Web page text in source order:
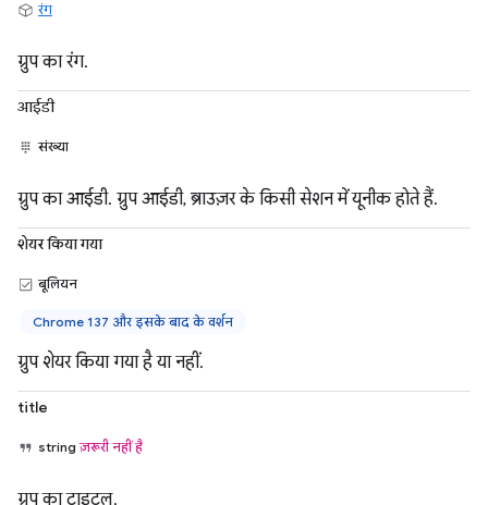
रंग
ग्रुप का रंग.
आईडी
संख्या
ग्रुप का आईडी. ग्रुप आईडी, ब्राउज़र के किसी सेशन में यूनीक होते हैं.
शेयर किया गया
बूलियन
Chrome 137 और इसके बाद के वर्शन
ग्रुप शेयर किया गया है या नहीं.
title
stringज़रूरी नहीं है
ग्रुप का टाइटल.